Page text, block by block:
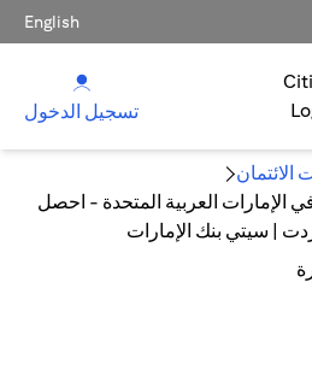
English
تسجيل الدخول
الائتمان
الإمارات العربية المتحدة - احصل
| سيتي بنك الإمارات